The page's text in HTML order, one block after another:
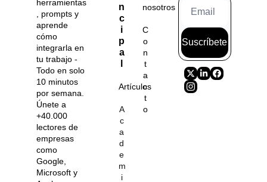
herramientas
, prompts y
aprende
cómo
integrarla en
tu trabajo -
Todo en solo
10 minutos
por semana.
Únete a
+40.000
lectores de
empresas
como
Google,
Microsoft y
n
c
i
p
a
Artículos
A
c
a
d
e
m
i
nosotros
C
o
n
t
a
c
t
o
Suscríbete